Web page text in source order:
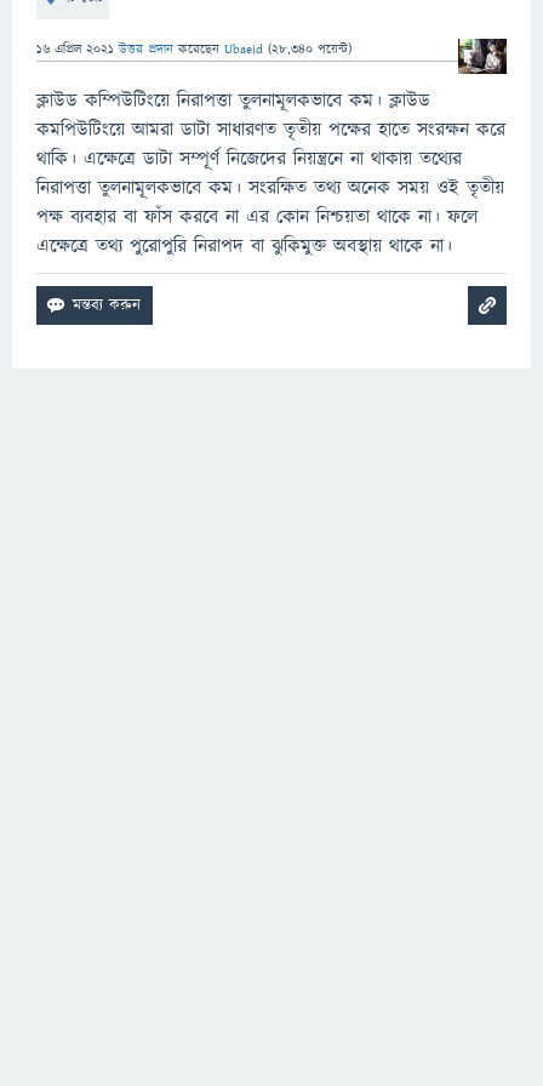
16 এপ্রিল 2021 উত্তর প্রদান করেছেন Ubaeid (28,340 পয়েন্ট)
ক্লাউড কম্পিউটিংয়ে নিরাপত্তা তুলনামূলকভাবে কম। ক্লাউড
কমপিউটিংয়ে আমরা ডাটা সাধারণত তৃতীয় পক্ষের হাতে সংরক্ষন করে
থাকি। এক্ষেত্রে ডাটা সম্পূর্ণ নিজেদের নিয়ন্ত্রনে না থাকায় তথ্যের
নিরাপত্তা তুলনামূলকভাবে কম। সংরক্ষিত তথ্য অনেক সময় ওই তৃতীয়
পক্ষ ব্যবহার বা ফাঁস করবে না এর কোন নিশ্চয়তা থাকে না। ফলে
এক্ষেত্রে তথ্য পুরোপুরি নিরাপদ বা ঝুকিমুক্ত অবস্থায় থাকে না।